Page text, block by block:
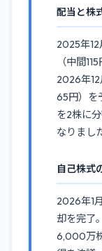
配当と株
2025年
（中間
2026年
65円）を
を2株に
なりまし
自己株式
2026年1
却を完了
6,000万